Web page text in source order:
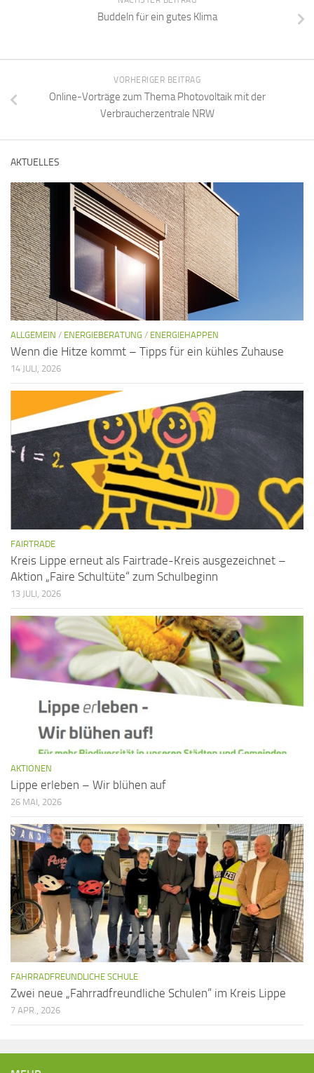
Buddeln für ein gutes Klima
VORHERIGER BEITRAG
Online-Vorträge zum Thema Photovoltaik mit der
Verbraucherzentrale NRW
AKTUELLES
ALLGEMEIN / ENERGIEBERATUNG / ENERGIEHAPPEN
Wenn die Hitze kommt – Tipps für ein kühles Zuhause
14 JULI, 2026
FAIRTRADE
Kreis Lippe erneut als Fairtrade-Kreis ausgezeichnet –
Aktion „Faire Schultüte“ zum Schulbeginn
13 JULI, 2026
AKTIONEN
Lippe erleben – Wir blühen auf
26 MAI, 2026
FAHRRADFREUNDLICHE SCHULE
Zwei neue „Fahrradfreundliche Schulen“ im Kreis Lippe
7 APR., 2026